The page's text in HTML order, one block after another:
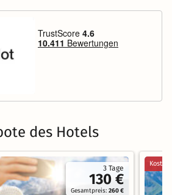
des Hotels
3 Tage
130 €
Gesamtpreis:260 €